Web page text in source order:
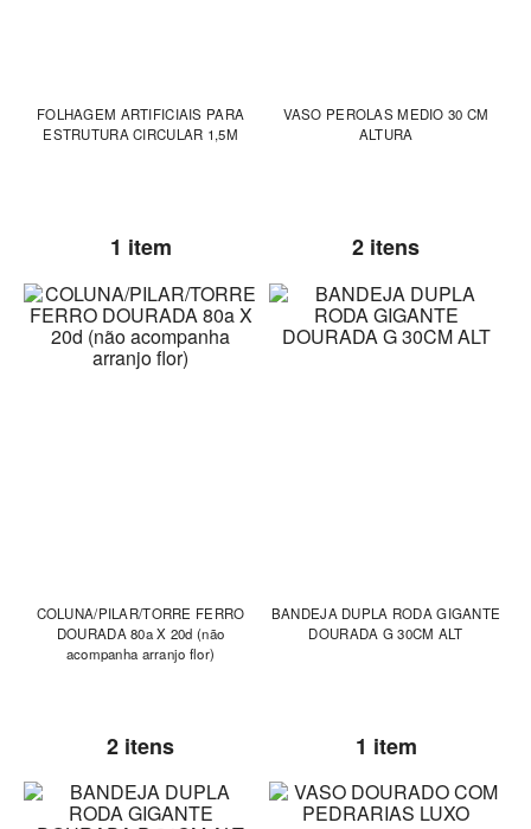
FOLHAGEM ARTIFICIAIS PARA
ESTRUTURA CIRCULAR 1,5M
1 item
VASO PEROLAS MEDIO 30 CM
ALTURA
2 itens
COLUNA/PILAR/TORRE FERRO
DOURADA 80a X 20d (não
acompanha arranjo flor)
2 itens
BANDEJA DUPLA RODA GIGANTE
DOURADA G 30CM ALT
1 item